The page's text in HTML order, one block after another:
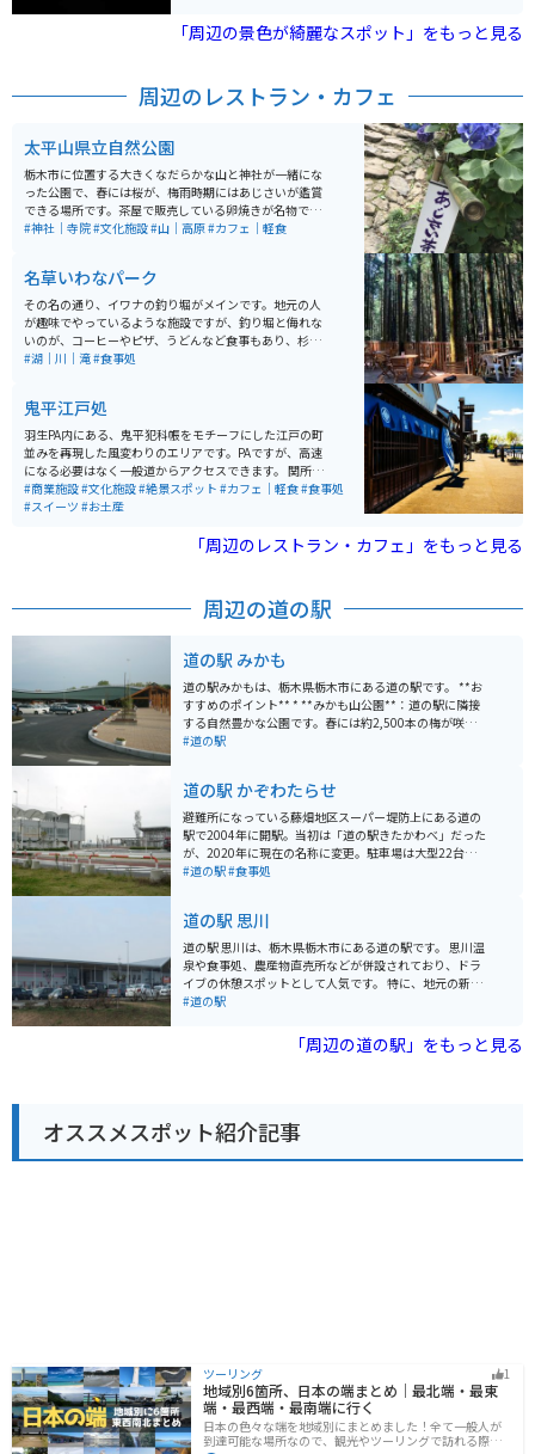
もあります。夜はライトアップされ、季節により内容は
変わるが17:00〜24:00頃まで幻想的な雰囲気を楽しめま
セスもしやすくツーリングの立ち寄りにもおすすめ。
「周辺の景色が綺麗なスポット」をもっと見る
周辺のレストラン・カフェ
太平山県立自然公園
栃木市に位置する大きくなだらかな山と神社が一緒にな
った公園で、春には桜が、梅雨時期にはあじさいが鑑賞
できる場所です。茶屋で販売している卵焼きが名物で、
きれいな景色を楽しみながらいただけます。
#神社｜寺院#文化施設#山｜高原#カフェ｜軽食
名草いわなパーク
その名の通り、イワナの釣り堀がメインです。地元の人
が趣味でやっているような施設ですが、釣り堀と侮れな
いのが、コーヒーやピザ、うどんなど食事もあり、杉林
の林道や散策できる小川にサワガニなどもいて、食事や
ワナは料金を払ってその場所で焼いてもらえます。焼き
方が絶妙で、とても美味しくいただけます。もちろんイ
ワナ釣りをしなくとも施設は利用できます。 冬は営業し
ていませんのでご注意下さい。
#湖｜川｜滝#食事処
鬼平江戸処
羽生PA内にある、鬼平犯科帳をモチーフにした江戸の町
並みを再現した風変わりのエリアです。PAですが、高速
になる必要はなく一般道からアクセスできます。 関所や
日本橋大通り・本所深川・両国広小路と4つのエリアで
分かれており、外観はもとより施設内ではこれまた当時
した土産屋や軽食屋、また、各個人店では深川飯やうな
#商業施設#文化施設#絶景スポット #カフェ｜軽食#食事処
#スイーツ #お土産
「周辺のレストラン・カフェ」をもっと見る
周辺の道の駅
道の駅 みかも
道の駅みかもは、栃木県栃木市にある道の駅です。 **お
すすめのポイント** * **みかも山公園**：道の駅に隣接
する自然豊かな公園です。春には約2,500本の梅が咲き
誇り、関東屈指の梅の名所として知られています。園内
*：道の駅みかも内にあるレストラン「さんテラスみか
も」の名物料理です。栃木県産のブランド和牛を使用し
た贅沢なステーキ丼は、ここでしか味わえない逸品で
す。 **バイクで行く場合** * 道の駅みかもには、バイク
専用の駐輪スペースがあります。 * みかも山公園周辺
も * 益子焼 道の駅みかもは、自然とグルメが楽しめる道
の駅です。ぜひ、お立ち寄りください。
#道の駅
道の駅 かぞわたらせ
避難所になっている藤畑地区スーパー堤防上にある道の
駅で2004年に開駅。当初は「道の駅きたかわべ」だった
が、2020年に現在の名称に変更。駐車場は大型22台、
普通33台、身障者3台に加え、2輪駐車枠も敷地内道路寄
#道の駅#食事処
道の駅 思川
道の駅 思川は、栃木県栃木市にある道の駅です。 思川温
泉や食事処、農産物直売所などが併設されており、ドラ
イブの休憩スポットとして人気です。 特に、地元の新鮮
な野菜や果物が並ぶ農産物直売所は、観光客にも人気が
痛や筋肉痛、関節痛などに効果があると言われていま
す。 また、露天風呂からは、四季折々の美しい景色を楽
観光スポットも点在しているので、ツーリングの拠点と
してもおすすめです。 道の駅 思川で人気の名産品は、栃
木県産の米粉を使った「思川だんご」です。 その他に
#道の駅
「周辺の道の駅」をもっと見る
オススメスポット紹介記事
ツーリング 1
地域別6箇所、日本の端まとめ｜最北端・最東
端・最西端・最南端に行く
日本の色々な端を地域別にまとめました！全て一般人が
到達可能な場所なので、観光やツーリングで訪れる際の